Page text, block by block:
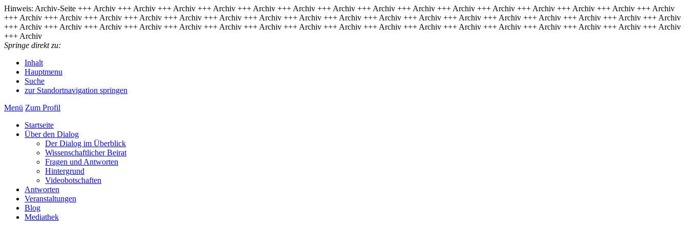
Hinweis: Archiv-Seite +++ Archiv +++ Archiv +++ Archiv +++ Archiv +++ Archiv +++ Archiv +++ Archiv +++ Archiv +++ Archiv +++ Archiv +++ Archiv +++ Archiv +++ Archiv +++ Archiv +++ Archiv
+++ Archiv +++ Archiv +++ Archiv +++ Archiv +++ Archiv +++ Archiv +++ Archiv +++ Archiv +++ Archiv +++ Archiv +++ Archiv +++ Archiv +++ Archiv +++ Archiv +++ Archiv +++ Archiv +++ Archiv
+++ Archiv +++ Archiv +++ Archiv +++ Archiv +++ Archiv +++ Archiv +++ Archiv +++ Archiv +++ Archiv +++ Archiv +++ Archiv +++ Archiv +++ Archiv +++ Archiv +++ Archiv +++ Archiv +++ Archiv
+++ Archiv
Springe direkt zu:
Inhalt
Hauptmenu
Suche
zur Standortnavigation springen
Menü Zum Pro­fil
Start­sei­te
Über den Dia­log
Der Dia­log im Über­blick
Wis­sen­schaft­li­cher Bei­rat
Fra­gen und Ant­wor­ten
Hin­ter­grund
Vi­deo­bot­schaf­ten
Antworten
Veranstaltungen
Blog
Mediathek